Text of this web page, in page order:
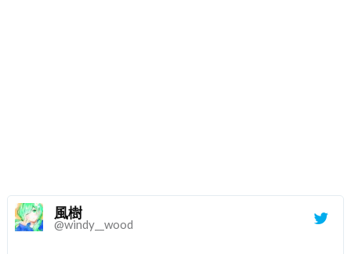
風樹
@windy__wood